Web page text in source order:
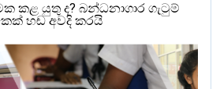
කළ යුතු ද? බන්ධනාගාර ගැටුම්
හඬ අවදි කරයි